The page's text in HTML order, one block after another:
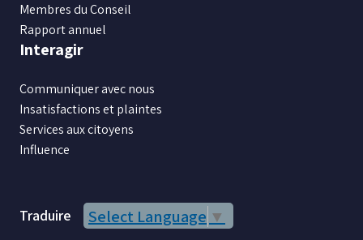
Membres du Conseil
Rapport annuel
Interagir
Communiquer avec nous
Insatisfactions et plaintes
Services aux citoyens
Influence
Traduire Select Language ▼